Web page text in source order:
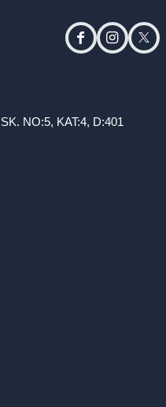
facebookinstagram
NO:5, KAT:4, D:401